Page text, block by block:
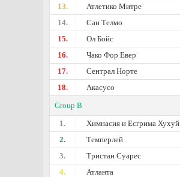
13.
Атлетико Митре
14.
Сан Телмо
15.
Ол Бойс
16.
Чако Фор Евер
17.
Сентрал Норте
18.
Акасусо
Group B
1.
Химнасия и Есгрима Хухуй
2.
Темперлей
3.
Тристан Суарес
4.
Атланта